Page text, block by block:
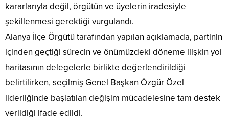
kararlarıyla değil, örgütün ve üyelerin iradesiyle
şekillenmesi gerektiği vurgulandı.
Alanya İlçe Örgütü tarafından yapılan açıklamada, partinin
içinden geçtiği sürecin ve önümüzdeki döneme ilişkin yol
haritasının delegelerle birlikte değerlendirildiği
belirtilirken, seçilmiş Genel Başkan Özgür Özel
liderliğinde başlatılan değişim mücadelesine tam destek
verildiği ifade edildi.